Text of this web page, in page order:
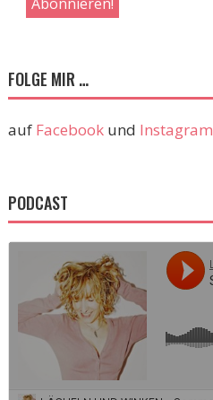
FOLGE MIR …
auf Facebookund Instagram
PODCAST